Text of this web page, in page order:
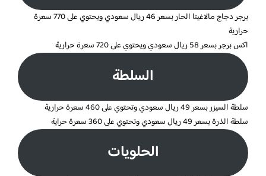
برجر دجاج مالاغيتا الحار بسعر 46 ريال سعودي ويحتوي على 770 سعرة
حرارية
اكس برجر بسعر 58 ريال سعودي ويحتوي على 720 سعرة حرارية
السلطة
سلطة السيزر بسعر 49 ريال سعودي وتحتوي على 460 سعرة حرارية
سلطة الذرة بسعر 49 ريال سعودي وتحتوي على 360 سعرة حراية
الحلويات